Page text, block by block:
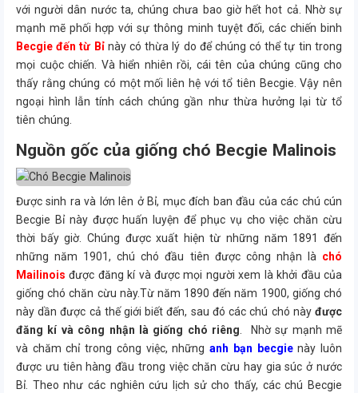
với người dân nước ta, chúng chưa bao giờ hết hot cả. Nhờ sự
mạnh mẽ phối hợp với sự thông minh tuyệt đối, các chiến binh
Becgie đến từ Bỉ này có thừa lý do để chúng có thể tự tin trong
mọi cuộc chiến. Và hiển nhiên rồi, cái tên của chúng cũng cho
thấy rằng chúng có một mối liên hệ với tổ tiên Becgie. Vậy nên
ngoại hình lẫn tính cách chúng gần như thừa hưởng lại từ tổ
tiên chúng.
Nguồn gốc của giống chó Becgie Malinois
Được sinh ra và lớn lên ở Bỉ, mục đích ban đầu của các chú cún
Becgie Bỉ này được huấn luyện để phục vụ cho việc chăn cừu
thời bấy giờ. Chúng được xuất hiện từ những năm 1891 đến
những năm 1901, chú chó đầu tiên được công nhận là chó
Mailinois được đăng kí và được mọi người xem là khởi đầu của
giống chó chăn cừu này.Từ năm 1890 đến năm 1900, giống chó
này dần được cả thế giới biết đến, sau đó các chú chó này được
đăng kí và công nhận là giống chó riêng . Nhờ sự mạnh mẽ
và chăm chỉ trong công việc, nhữnganh bạn becgienày luôn
được ưu tiên hàng đầu trong việc chăn cừu hay gia súc ở nước
Bỉ. Theo như các nghiên cứu lịch sử cho thấy, các chú Becgie